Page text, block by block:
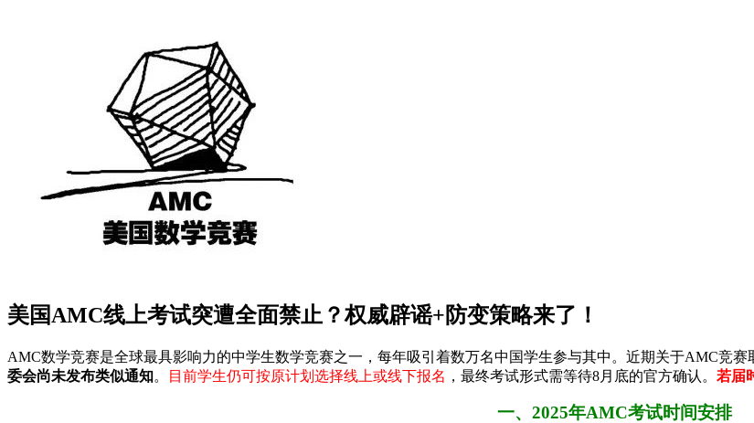
美国AMC线上考试突遭全面禁止？权威辟谣+防变策略来了！
AMC数学竞赛是全球最具影响力的中学生数学竞赛之一，每年吸引着数万名中国学生参与其中。近期关于AMC竞赛
委会尚未发布类似通知。 目前学生仍可按原计划选择线上或线下报名 ，最终考试形式需等待8月底的官方确认。 若届
一、2025年AMC考试时间安排